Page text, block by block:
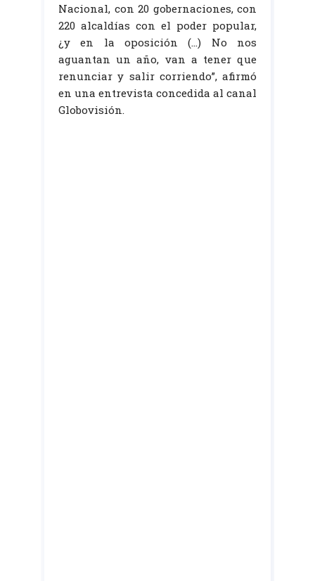
Nacional, con 20 gobernaciones, con
220 alcaldías con el poder popular,
¿y en la oposición (…) No nos
aguantan un año, van a tener que
renunciar y salir corriendo”, afirmó
en una entrevista concedida al canal
Globovisión.